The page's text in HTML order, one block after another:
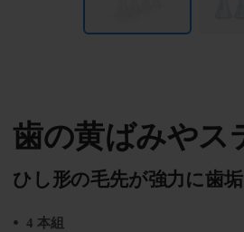
歯の黄ばみやス
ひし形の毛先が強力に歯
4 本組